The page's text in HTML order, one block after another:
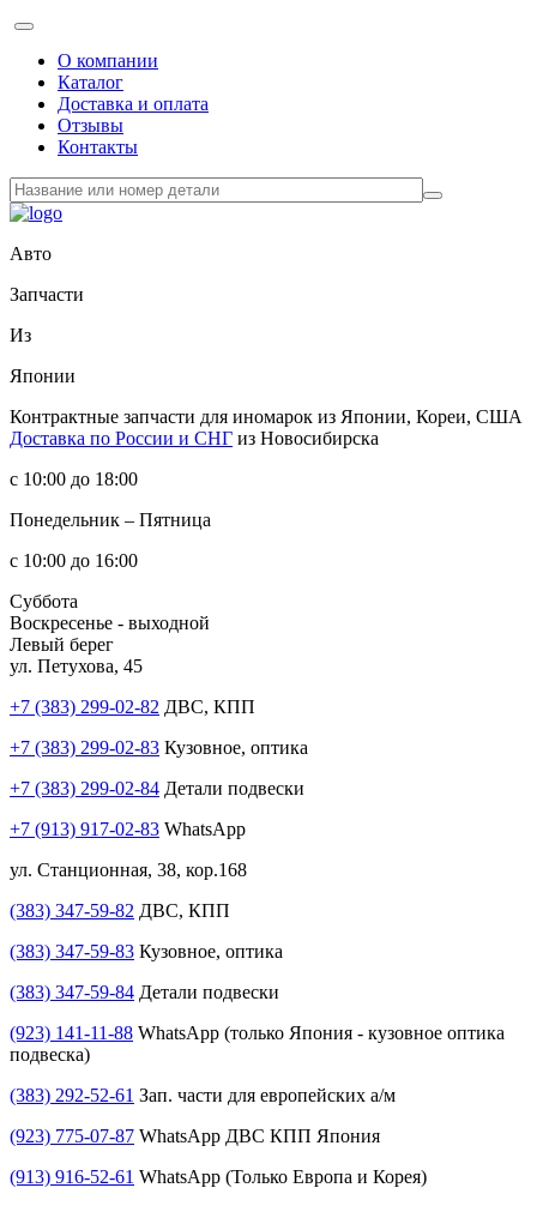
О компании
Каталог
Доставка и оплата
Отзывы
Контакты
Авто
Запчасти
Из
Японии
Контрактные запчасти для иномарок из Японии, Кореи, США
Доставка по России и СНГ из Новосибирска
с 10:00 до 18:00
Понедельник – Пятница
с 10:00 до 16:00
Суббота
Воскресенье - выходной
Левый берег
ул. Петухова, 45
+7 (383) 299-02-82 ДВС, КПП
+7 (383) 299-02-83 Кузовное, оптика
+7 (383) 299-02-84 Детали подвески
+7 (913) 917-02-83 WhatsApp
ул. Станционная, 38, кор.168
(383) 347-59-82 ДВС, КПП
(383) 347-59-83 Кузовное, оптика
(383) 347-59-84 Детали подвески
(923) 141-11-88 WhatsApp (только Япония - кузовное оптика
подвеска)
(383) 292-52-61 Зап. части для европейских а/м
(923) 775-07-87 WhatsApp ДВС КПП Япония
(913) 916-52-61 WhatsApp (Только Европа и Корея)